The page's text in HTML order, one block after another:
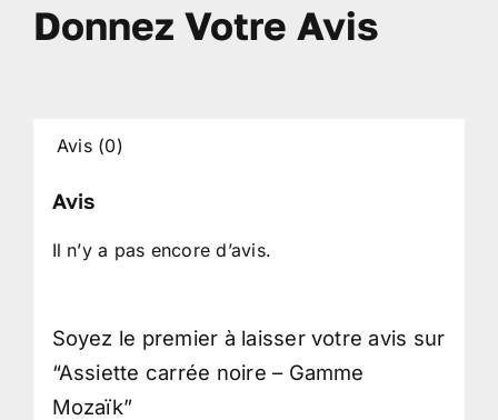
Donnez Votre Avis
Avis (0)
Avis
Il n’y a pas encore d’avis.
Soyez le premier à laisser votre avis sur
“Assiette carrée noire – Gamme
Mozaïk”